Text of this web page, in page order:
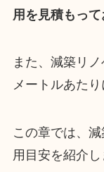
用を見積もって
また、減築リ
メートルあたり
この章では、
用目安を紹介し